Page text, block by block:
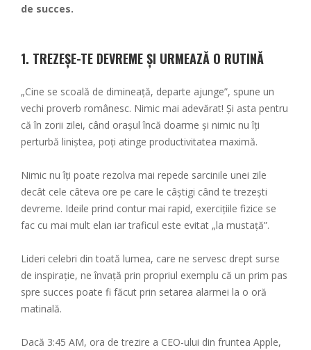
de succes.
1. TREZEȘE-TE DEVREME ȘI URMEAZĂ O RUTINĂ
„Cine se scoală de dimineață, departe ajunge”, spune un
vechi proverb românesc. Nimic mai adevărat! Și asta pentru
că în zorii zilei, când orașul încă doarme și nimic nu îți
perturbă liniștea, poți atinge productivitatea maximă.
Nimic nu îți poate rezolva mai repede sarcinile unei zile
decât cele câteva ore pe care le câștigi când te trezești
devreme. Ideile prind contur mai rapid, exercițiile fizice se
fac cu mai mult elan iar traficul este evitat „la mustață”.
Lideri celebri din toată lumea, care ne servesc drept surse
de inspirație, ne învață prin propriul exemplu că un prim pas
spre succes poate fi făcut prin setarea alarmei la o oră
matinală.
Dacă 3:45 AM, ora de trezire a CEO-ului din fruntea Apple,